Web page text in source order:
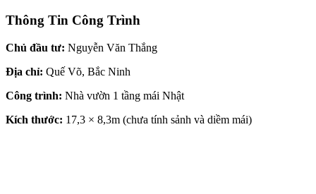
Thông Tin Công Trình
Chủ đầu tư: Nguyễn Văn Thắng
Địa chỉ: Quế Võ, Bắc Ninh
Công trình: Nhà vườn 1 tầng mái Nhật
Kích thước: 17,3 × 8,3m (chưa tính sảnh và diềm mái)